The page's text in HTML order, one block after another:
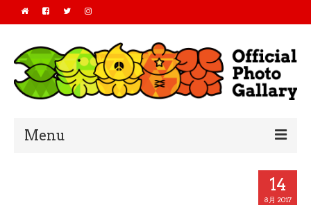
Menu
14
8月 2017